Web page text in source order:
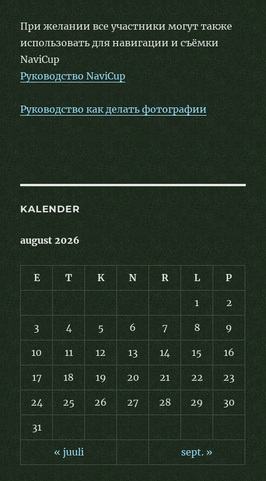
При желании все участники могут также
использовать для навигации и съёмки
NaviCup
Руководство NaviCup
Руководство как делать фотографии
KALENDER
august 2026
E T K N R L P
1 2
3 4 5 6 7 8 9
10 11 12 13 14 15 16
17 18 19 20 21 22 23
24 25 26 27 28 29 30
31
« juuli sept. »